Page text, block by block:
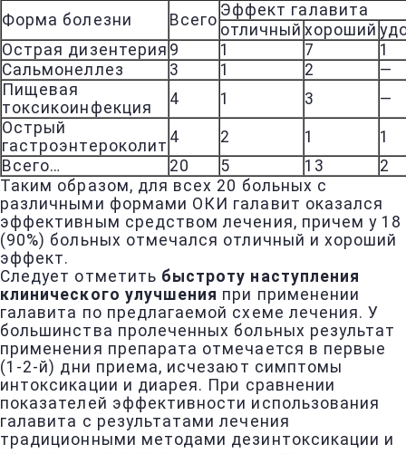
Форма болезни
Всего
Эффект галавита
отличный хороший
Острая дизентерия 9 1 7
1
Сальмонеллез
3 1 2
—
Пищевая
токсикоинфекция
4 1 3
—
Острый
гастроэнтероколит 4 2 1
1
Всего…
20 5 13
2
Таким образом, для всех 20 больных с
различными формами ОКИ галавит оказался
эффективным средством лечения, причем у 18
(90%) больных отмечался отличный и хороший
эффект.
Следует отметить быстроту наступления
клинического улучшения при применении
галавита по предлагаемой схеме лечения. У
большинства пролеченных больных результат
применения препарата отмечается в первые
(1-2-й) дни приема, исчезают симптомы
интоксикации и диарея. При сравнении
показателей эффективности использования
галавита с результатами лечения
традиционными методами дезинтоксикации и